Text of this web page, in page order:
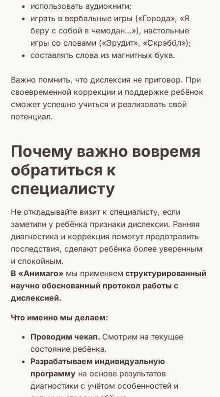
использовать аудиокниги;
играть в вербальные игры («Города», «Я
беру с собой в чемодан…»), настольные
игры со словами («Эрудит», «Скрэббл»);
составлять слова из магнитных букв.
Важно помнить, что дислексия не приговор. При
своевременной коррекции и поддержке ребёнок
сможет успешно учиться и реализовать свой
потенциал.
Почему важно вовремя
обратиться к
специалисту
Не откладывайте визит к специалисту, если
заметили у ребёнка признаки дислексии. Ранняя
диагностика и коррекция помогут предотравить
последствия, сделают ребёнка более уверенным
и спокойным.
В «Анимаго» мы применяем структурированный
научно обоснованный протокол работы с
дислексией.
Что именно мы делаем:
Проводим чекап. Смотрим на текущее
состояние ребёнка.
Разрабатываем индивидуальную
программу на основе результатов
диагностики с учётом особенностей и